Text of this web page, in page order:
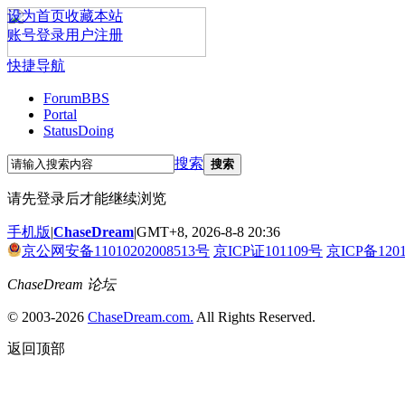
设为首页收藏本站
账号登录用户注册
快捷导航
ForumBBS
Portal
StatusDoing
搜索 搜索
请先登录后才能继续浏览
手机版|ChaseDream|GMT+8, 2026-8-8 20:36
京公网安备11010202008513号 京ICP证101109号 京ICP备
ChaseDream 论坛
© 2003-2026 ChaseDream.com. All Rights Reserved.
返回顶部